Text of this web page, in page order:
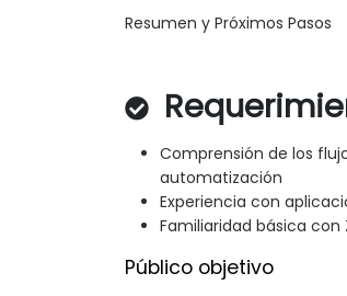
Resumen y Próximos Pasos
Comprensión de los
automatización
Experiencia con
Familiaridad básica
Público objetivo